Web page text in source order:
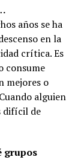
años se ha
en la
crítica. Es
consume
mejores o
alguien
difícil de
grupos